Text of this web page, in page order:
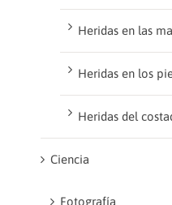
Heridas en las
Heridas en los
Heridas del
Ciencia
Fotografía